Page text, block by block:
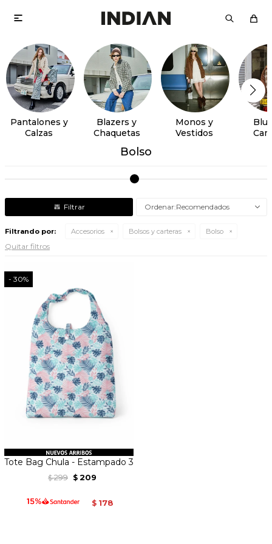

Pantalones y
Calzas
Blazers y
Chaquetas
Monos y
Vestidos
Bolso
Recomendados
Filtrando por: Accesorios Bolsos y carteras Bolso
Quitar filtros
30
Tote Bag Chula - Estampado 3
$ 299 $ 209
$ 178